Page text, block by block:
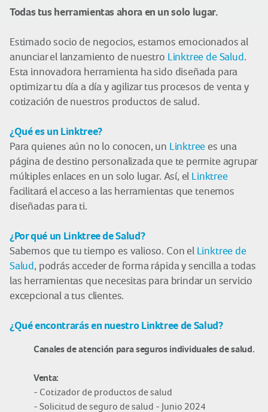
Todas tus herramientas ahora en un solo lugar.
Estimado socio de negocios, estamos emocionados al
anunciar el lanzamiento de nuestro Linktree de Salud.
Esta innovadora herramienta ha sido diseñada para
optimizar tu día a día y agilizar tus procesos de venta y
cotización de nuestros productos de salud.
¿Qué es un Linktree?
Para quienes aún no lo conocen, un Linktree es una
página de destino personalizada que te permite agrupar
múltiples enlaces en un solo lugar. Así, el Linktree
facilitará el acceso a las herramientas que tenemos
diseñadas para ti.
¿Por qué un Linktree de Salud?
Sabemos que tu tiempo es valioso. Con el Linktree de
Salud, podrás acceder de forma rápida y sencilla a todas
las herramientas que necesitas para brindar un servicio
excepcional a tus clientes.
¿Qué encontrarás en nuestro Linktree de Salud?
Canales de atención para seguros individuales de salud.
Venta:
- Cotizador de productos de salud
- Solicitud de seguro de salud - Junio 2024